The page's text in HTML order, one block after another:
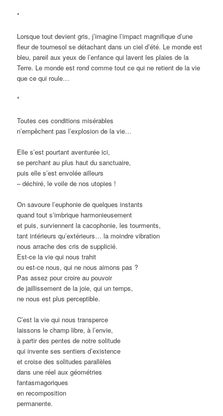
*
Lorsque tout devient gris, j’imagine l’impact magnifique d’une
fleur de tournesol se détachant dans un ciel d’été. Le monde est
bleu, pareil aux yeux de l’enfance qui lavent les plaies de la
Terre. Le monde est rond comme tout ce qui ne retient de la vie
que ce qui roule…
*
Toutes ces conditions misérables
n’empêchent pas l’explosion de la vie…
Elle s’est pourtant aventurée ici,
se perchant au plus haut du sanctuaire,
puis elle s’est envolée ailleurs
– déchiré, le voile de nos utopies !
On savoure l’euphonie de quelques instants
quand tout s’imbrique harmonieusement
et puis, surviennent la cacophonie, les tourments,
tant intérieurs qu’extérieurs… la moindre vibration
nous arrache des cris de supplicié.
Est-ce la vie qui nous trahit
ou est-ce nous, qui ne nous aimons pas ?
Pas assez pour croire au pouvoir
de jaillissement de la joie, qui un temps,
ne nous est plus perceptible.
C’est la vie qui nous transperce
laissons le champ libre, à l’envie,
à partir des pentes de notre solitude
qui invente ses sentiers d’existence
et croise des solitudes parallèles
dans une réel aux géométries
fantasmagoriques
en recomposition
permanente.